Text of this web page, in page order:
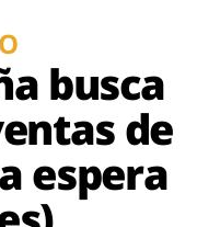
busca
de
espera